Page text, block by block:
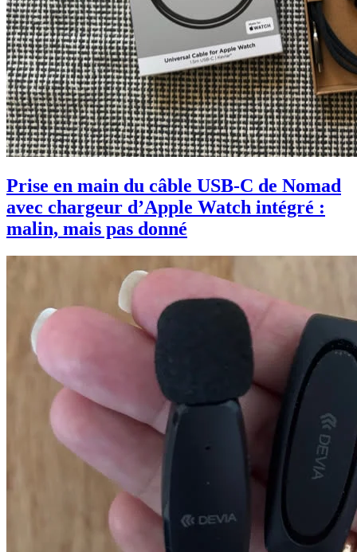
Prise en main du câble USB-C de Nomad
avec chargeur d’Apple Watch intégré :
malin, mais pas donné